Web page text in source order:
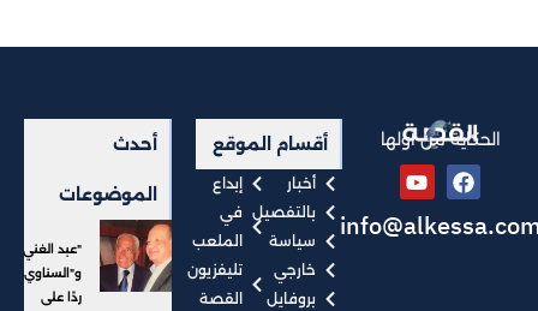
الحكاية من أولها أقسام الموقع
أخبار
بالتفصيل
سياسة
خارجي
بروفايل
إبداع
في
الملعب
تليفزيون
القصة
أحدث
الموضوعات
"عبد الغني"
و"السناوي"
ردًا على